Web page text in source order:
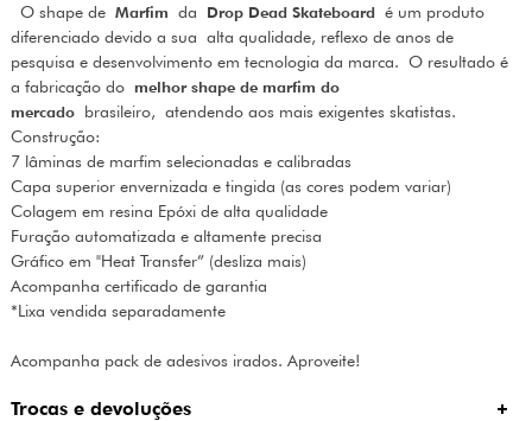
O shape de Marfim da Drop Dead Skateboardé um produto
diferenciado devido a sua alta qualidade, reflexo de anos de
pesquisa e desenvolvimento em tecnologia da marca. O resultado é
a fabricação do melhor shape de marfim do
mercadobrasileiro, atendendo aos mais exigentes skatistas.
Construção:
7 lâminas de marfim selecionadas e calibradas
Capa superior envernizada e tingida (as cores podem variar)
Colagem em resina Epóxi de alta qualidade
Furação automatizada e altamente precisa
Gráfico em "Heat Transfer” (desliza mais)
Acompanha certificado de garantia
*Lixa vendida separadamente
Acompanha pack de adesivos irados. Aproveite!
Trocas e devoluções